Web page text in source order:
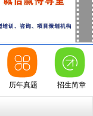
历年真题 招生简章